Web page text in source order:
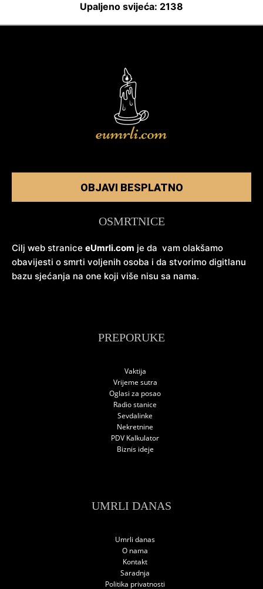
Upaljeno svijeća: 2138
OBJAVI BESPLATNO
OSMRTNICE
Cilj web stranice eUmrli.com je da vam olakšamo
obavijesti o smrti voljenih osoba i da stvorimo digitlanu
bazu sjećanja na one koji više nisu sa nama.
PREPORUKE
Vaktija
Vrijeme sutra
Oglasi za posao
Radio stanice
Sevdalinke
Nekretnine
PDV Kalkulator
Biznis ideje
UMRLI DANAS
Umrli danas
O nama
Kontakt
Saradnja
Politika privatnosti